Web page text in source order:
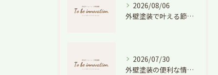
2026/08/06
外壁塗装で叶える節電効果と愛知県の相場や色選びのポイントを徹底解説
2026/07/30
外壁塗装の便利な情報と失敗しない色や費用判断のコツを徹底解説